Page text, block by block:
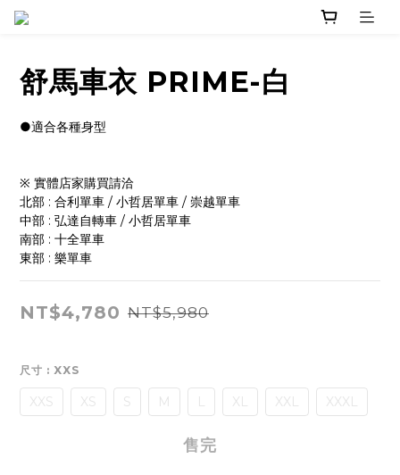
舒馬車衣 PRIME-白
●適合各種身型
※ 實體店家購買請洽
北部 : 合利單車 / 小哲居單車 / 崇越單車
中部 : 弘達自轉車 / 小哲居單車
南部 : 十全單車
東部 : 樂單車
NT$4,780 NT$5,980
尺寸 : XXS
XXS XS S M L XL XXL XXXL
售完